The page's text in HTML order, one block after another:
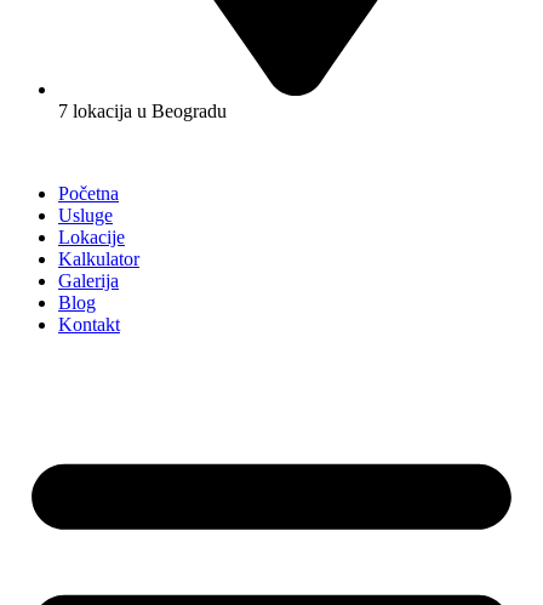
7 lokacija u Beogradu
Početna
Usluge
Lokacije
Kalkulator
Galerija
Blog
Kontakt